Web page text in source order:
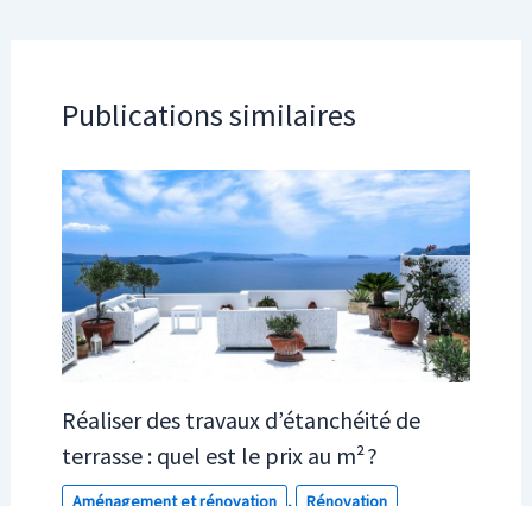
Publications similaires
Réaliser des travaux d’étanchéité de
terrasse : quel est le prix au m² ?
Aménagement et rénovation , Rénovation